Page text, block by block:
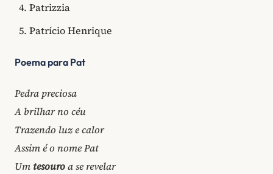
Patrizzia
Patrício Henrique
Poema para Pat
Pedra preciosa
A brilhar no céu
Trazendo luz e calor
Assim é o nome Pat
Umtesouroa se revelar